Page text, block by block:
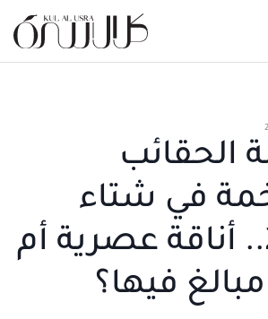
الحقائب
في شتاء
2024.. أناقة عصرية أم
فيها؟